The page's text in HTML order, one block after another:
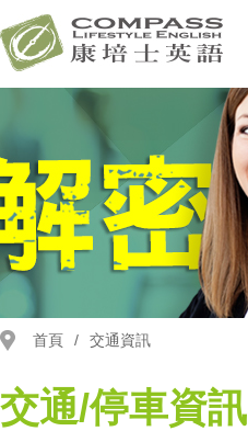
首頁 / 交通資訊
交通/停車資訊